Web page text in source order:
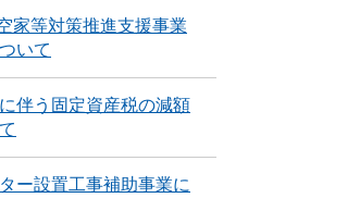
家等対策推進支援事業
いて
伴う固定資産税の減額
ー設置工事補助事業に